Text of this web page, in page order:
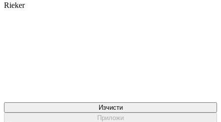
Rieker
Изчисти
Приложи